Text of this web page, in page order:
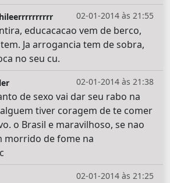
02-01-2014 às 21:55
educacacao vem de berco,
Ja arrogancia tem de sobra,
no seu cu.
02-01-2014 às 21:38
de sexo vai dar seu rabo na
tiver coragem de te comer
o Brasil e maravilhoso, se nao
morrido de fome na
02-01-2014 às 21:25